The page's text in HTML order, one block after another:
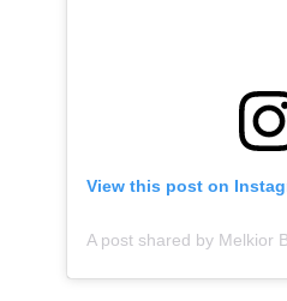
View this post on
A post shared by Melkior